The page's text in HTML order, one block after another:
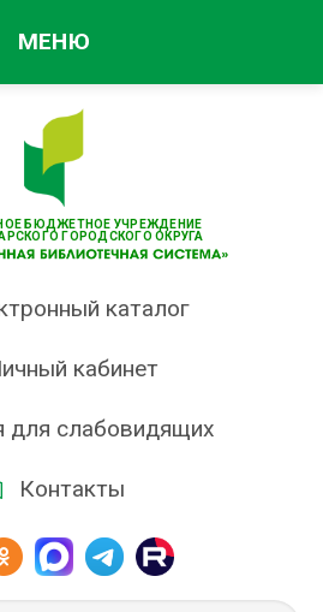
БЮДЖЕТНОЕ УЧРЕЖДЕНИЕ
ГОРОДСКОГО ОКРУГА
каталог
кабинет
для слабовидящих
Контакты
МЕНЮ